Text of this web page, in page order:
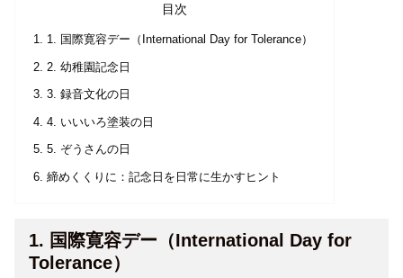
目次
1. 国際寛容デー（International Day for Tolerance）
2. 幼稚園記念日
3. 録音文化の日
4. いいいろ塗装の日
5. ぞうさんの日
締めくくりに：記念日を日常に生かすヒント
1. 国際寛容デー（International Day for
Tolerance）